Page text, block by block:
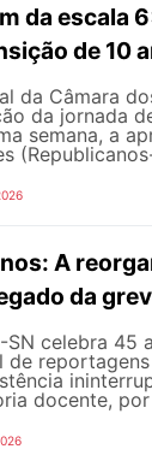
da escala
de 10
da Câmara
da jornada
semana, a
A
da
SN celebra 45
de
docente,